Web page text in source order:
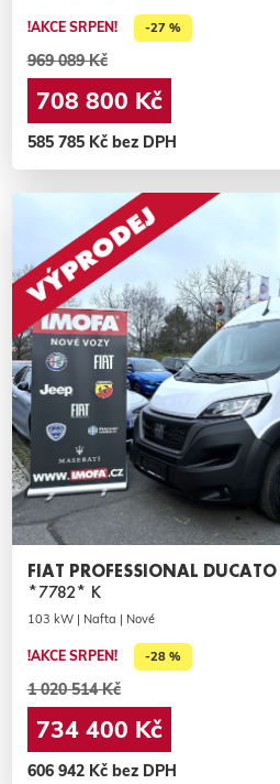
!AKCE SRPEN! -27 %
969 089 Kč
708 800 Kč
585 785 Kč bez DPH
FIAT PROFESSIONAL DUCATO
*7782* K
103 kW | Nafta | Nové
!AKCE SRPEN! -28 %
1 020 514 Kč
734 400 Kč
606 942 Kč bez DPH